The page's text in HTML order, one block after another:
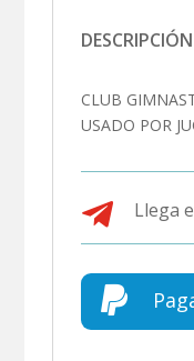
DESCRIPCIÓN
CLUB
USADO POR
 Llega
